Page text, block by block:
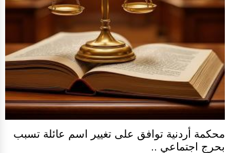
محكمة أردنية توافق على تغيير اسم عائلة تسبب
بحرج اجتماعي ..